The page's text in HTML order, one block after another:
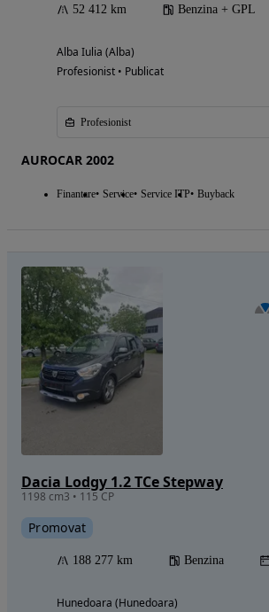
52 412 km Benzina + GPL
Alba Iulia (Alba)
Profesionist • Publicat
Profesionist
AUROCAR 2002
Finantare Service Service ITP Buyback
Dacia Lodgy 1.2 TCe Stepway
1198 cm3 • 115 CP
Promovat
188 277 km Benzina
Hunedoara (Hunedoara)